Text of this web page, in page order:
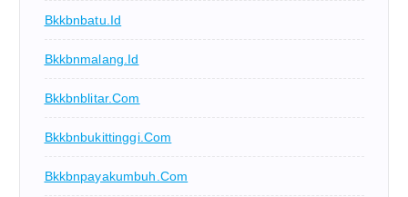
Bkkbnbatu.id
Bkkbnmalang.id
Bkkbnblitar.com
Bkkbnbukittinggi.com
Bkkbnpayakumbuh.com